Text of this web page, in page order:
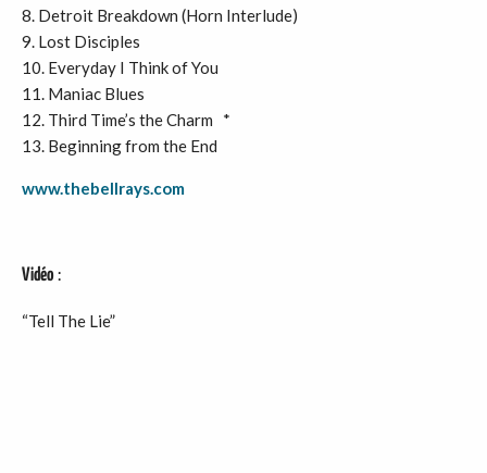
8. Detroit Breakdown (Horn Interlude)
9. Lost Disciples
10. Everyday I Think of You
11. Maniac Blues
12. Third Time’s the Charm *
13. Beginning from the End
www.thebellrays.com
Vidéo:
“Tell The Lie”